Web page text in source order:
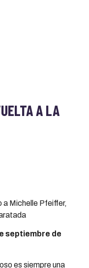
A LA
a Michelle Pfeiffer,
septiembre de
es siempre una